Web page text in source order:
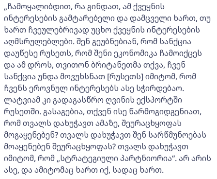
„ჩამოყალიბდით, რა გინდათ, ამ ქვეყნის
ინტერესების გამტარებელი და დამცველი ხართ, თუ
ხართ ჩვეულებრივად უცხო ქვეყნის ინტერესების
აღმსრულებლები. შენ გეუბნებიან, რომ სანქცია
დაუწესე რუსეთს, რომ შენი ეკონომიკა ჩამოიქცეს
და ამ დროს, თვითონ ბრიტანეთმა თქვა, ჩვენ
სანქცია უნდა მოვუხსნათ [რუსეთს] იმიტომ, რომ
ჩვენს ეროვნულ ინტერესებს ასე სჭირდებაო.
ლატვიამ კი გადაგასწრო ღვინის ექსპორტში
რუსეთში. გასაგებია, თქვენ ისე წარმოგიდგენიათ,
რომ თვალს დახუჭავთ ამაზე, შეურაცხყოფას
მოგაყენებენ? თვალს დახუჭავთ შენ სარწმუნოებას
მოაყენებენ შეურაცხყოფას? თვალს დახუჭავთ
იმიტომ, რომ „სტრატეგიული პარტნიორია“. არ არის
ასე, და ამიტომაც ხართ იქ, სადაც ხართ.